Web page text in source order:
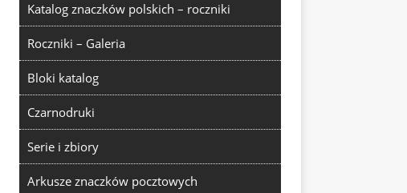
Katalog znaczków polskich – roczniki
Roczniki – Galeria
Bloki katalog
Czarnodruki
Serie i zbiory
Arkusze znaczków pocztowych